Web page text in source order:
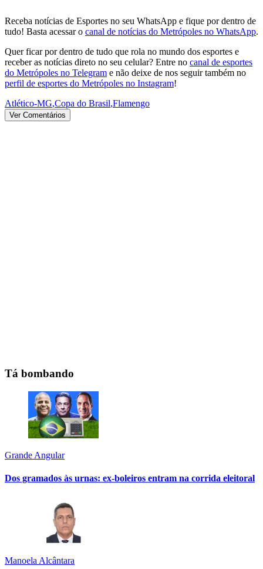
Receba notícias de Esportes no seu WhatsApp e fique por dentro de
tudo! Basta acessar o canal de notícias do Metrópoles no WhatsApp.
Quer ficar por dentro de tudo que rola no mundo dos esportes e
receber as notícias direto no seu celular? Entre no canal de esportes
do Metrópoles no Telegram e não deixe de nos seguir também no
perfil de esportes do Metrópoles no Instagram!
Atlético-MG,Copa do Brasil,Flamengo
Ver Comentários
Tá bombando
Grande Angular
Dos gramados às urnas: ex-boleiros entram na corrida eleitoral
Manoela Alcântara